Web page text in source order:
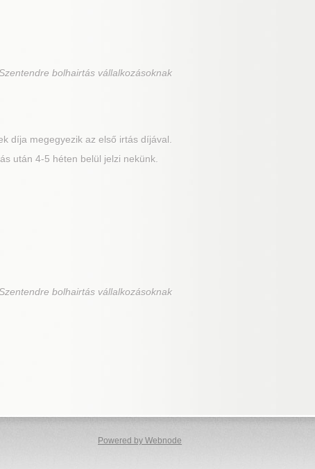
bolhairtás vállalkozásoknak
díja megegyezik az első irtás díjával.
után 4-5 héten belül jelzi nekünk.
bolhairtás vállalkozásoknak
Powered by Webnode